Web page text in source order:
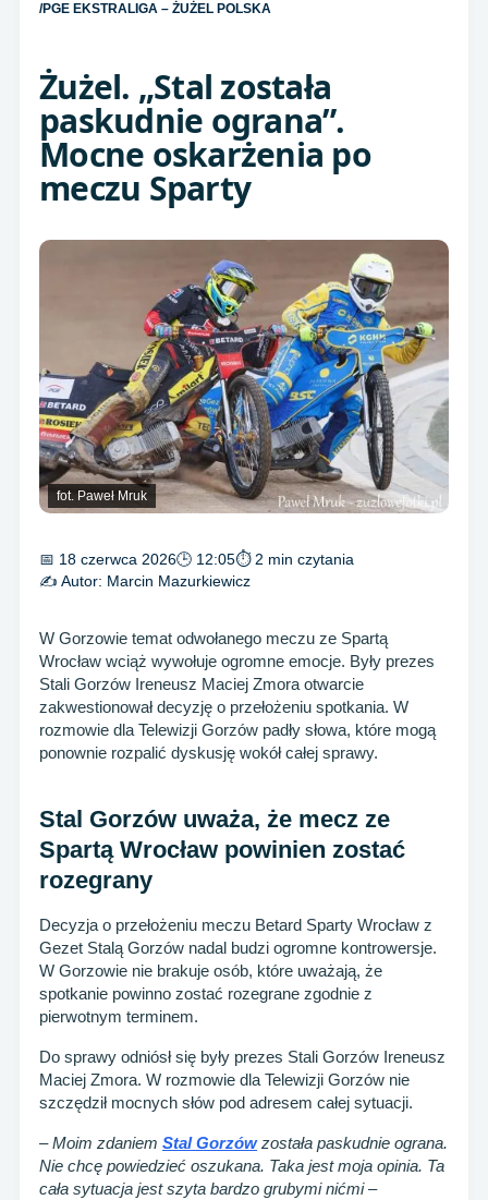
/PGE EKSTRALIGA – ŻUŻEL POLSKA
Żużel. „Stal została
paskudnie ograna”.
Mocne oskarżenia po
meczu Sparty
fot. Paweł Mruk
📅 18 czerwca 2026🕒 12:05⏱ 2 min czytania
✍️ Autor: Marcin Mazurkiewicz
W Gorzowie temat odwołanego meczu ze Spartą
Wrocław wciąż wywołuje ogromne emocje. Były prezes
Stali Gorzów Ireneusz Maciej Zmora otwarcie
zakwestionował decyzję o przełożeniu spotkania. W
rozmowie dla Telewizji Gorzów padły słowa, które mogą
ponownie rozpalić dyskusję wokół całej sprawy.
Stal Gorzów uważa, że mecz ze
Spartą Wrocław powinien zostać
rozegrany
Decyzja o przełożeniu meczu Betard Sparty Wrocław z
Gezet Stalą Gorzów nadal budzi ogromne kontrowersje.
W Gorzowie nie brakuje osób, które uważają, że
spotkanie powinno zostać rozegrane zgodnie z
pierwotnym terminem.
Do sprawy odniósł się były prezes Stali Gorzów Ireneusz
Maciej Zmora. W rozmowie dla Telewizji Gorzów nie
szczędził mocnych słów pod adresem całej sytuacji.
– Moim zdaniem Stal Gorzówzostała paskudnie ograna.
Nie chcę powiedzieć oszukana. Taka jest moja opinia. Ta
cała sytuacja jest szyta bardzo grubymi nićmi –